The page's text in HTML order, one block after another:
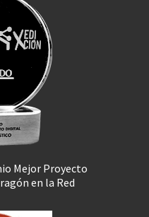
Mejor Proyecto
en la Red